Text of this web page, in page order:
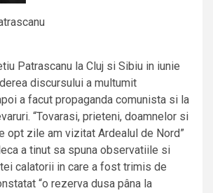
Patrascanu la Cluj si Sibiu in iunie
discursului a multumit
a facut propaganda comunista si la
“Tovarasi, prieteni, doamnelor si
opt zile am vizitat Ardealul de Nord”
a tinut sa spuna observatiile si
calatorii in care a fost trimis de
“o rezerva dusa pâna la